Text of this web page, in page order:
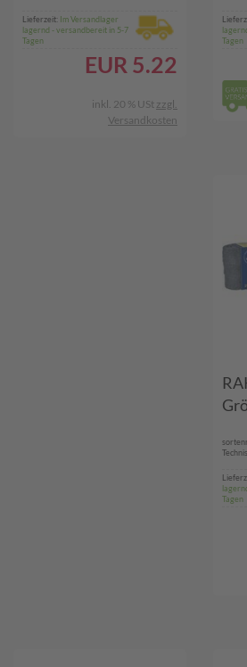
Lieferzeit: Im Versandlager
lagernd - versandbereit in 5-7
Tagen
EUR 5.22
inkl. 20 % USt zzgl.
Versandkosten
Tagen
Tagen